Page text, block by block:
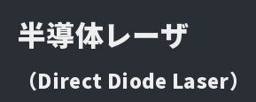
半導体レーザ
（Direct Diode Laser）